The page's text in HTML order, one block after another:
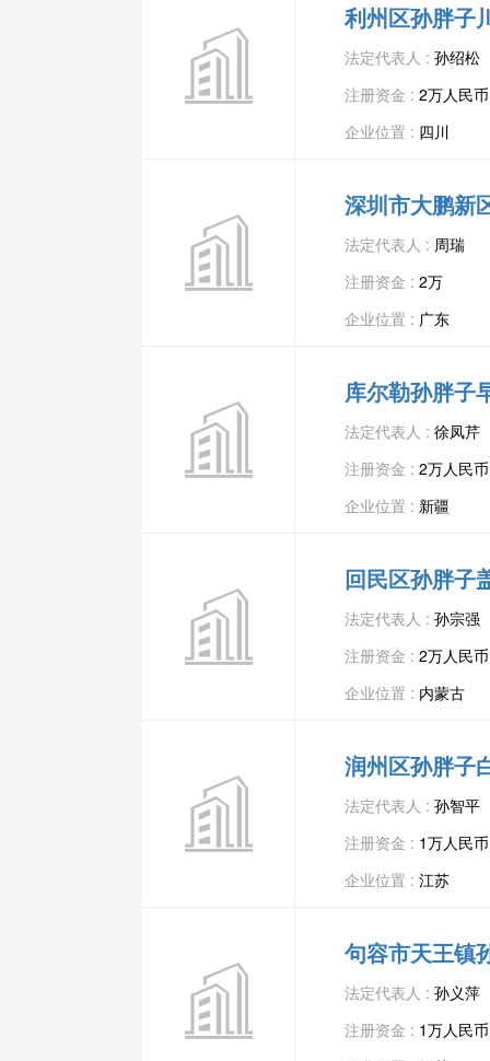
利州区孙胖子
法定代表人 : 孙绍松
注册资金 : 2万人民币
企业位置 : 四川
深圳市大鹏新
法定代表人 : 周瑞
注册资金 : 2万
企业位置 : 广东
库尔勒孙胖子
法定代表人 : 徐凤芹
注册资金 : 2万人民币
企业位置 : 新疆
回民区孙胖子
法定代表人 : 孙宗强
注册资金 : 2万人民币
企业位置 : 内蒙古
润州区孙胖子
法定代表人 : 孙智平
注册资金 : 1万人民币
企业位置 : 江苏
句容市天王镇
法定代表人 : 孙义萍
注册资金 : 1万人民币